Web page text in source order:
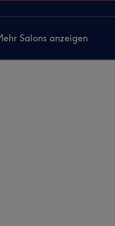
Salons anzeigen